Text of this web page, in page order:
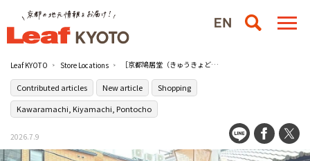
Leaf KYOTO Store Locations ［京都鳩居堂（きゅうきょどう） ］で嗜むレターバイキングで、誰かを想うひとときを【寄稿記事】
Contributed articles New article
Shopping
Kawaramachi, Kiyamachi, Pontocho
2026.7.9